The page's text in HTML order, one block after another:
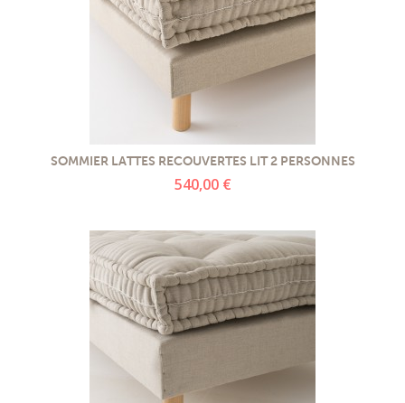
SOMMIER LATTES RECOUVERTES LIT 2 PERSONNES
540,00 €